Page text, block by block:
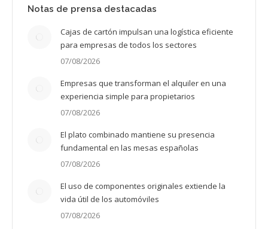
Notas de prensa destacadas
Cajas de cartón impulsan una logística eficiente
para empresas de todos los sectores
07/08/2026
Empresas que transforman el alquiler en una
experiencia simple para propietarios
07/08/2026
El plato combinado mantiene su presencia
fundamental en las mesas españolas
07/08/2026
El uso de componentes originales extiende la
vida útil de los automóviles
07/08/2026